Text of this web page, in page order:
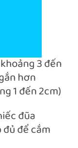
3 đến
hơn
1 đến 2cm)
đũa
để cắm